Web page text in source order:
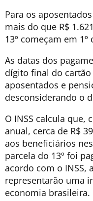
Para os
mais do que R$
13º começam em 1º
As datas dos
dígito final do
aposentados e
desconsiderando o
O INSS calcula que,
anual, cerca de R$
aos beneficiários
parcela do 13º foi
acordo com o INSS,
representarão uma
economia brasileira.